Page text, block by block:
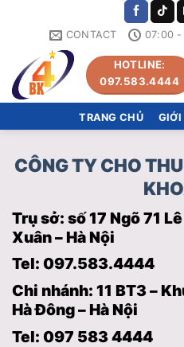
CONTACT 07:00
HOTLINE:
097.583.4444
TRANG CHỦ GIỚI
CÔNG TY CHO
Trụ sở: số 17 Ngõ 71
Xuân – Hà Nội
Tel: 097.583.4444
Chi nhánh: 11 BT3 –
Hà Đông – Hà Nội
Tel: 097 583 4444